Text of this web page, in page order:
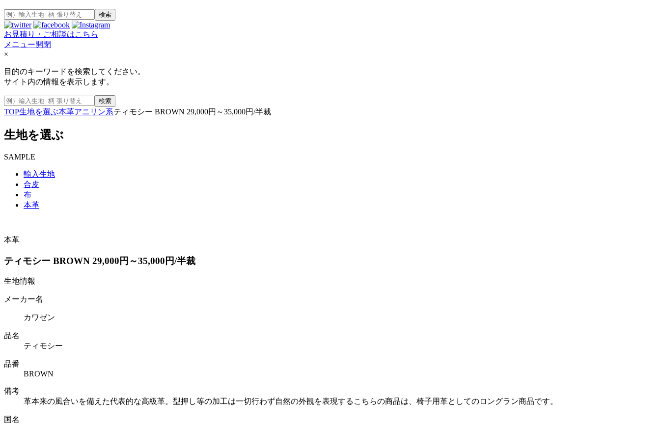
検索
お見積り・ご相談はこちら
メニュー開閉
×
目的のキーワードを検索してください。
サイト内の情報を表示します。
検索
TOP生地を選ぶ本革アニリン系ティモシー BROWN 29,000円～35,000円/半裁
生地を選ぶ
SAMPLE
輸入生地
合皮
布
本革
本革
ティモシー BROWN 29,000円～35,000円/半裁
生地情報
メーカー名
カワゼン
品名
ティモシー
品番
BROWN
備考
革本来の風合いを備えた代表的な高級革。型押し等の加工は一切行わず自然の外観を表現するこちらの商品は、椅子用革としてのロングラン商品です。
国名